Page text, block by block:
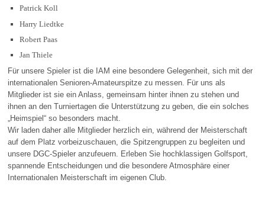
Patrick Koll
Harry Liedtke
Robert Paas
Jan Thiele
Für unsere Spieler ist die IAM eine besondere Gelegenheit, sich mit der
internationalen Senioren-Amateurspitze zu messen. Für uns als
Mitglieder ist sie ein Anlass, gemeinsam hinter ihnen zu stehen und
ihnen an den Turniertagen die Unterstützung zu geben, die ein solches
„Heimspiel“ so besonders macht.
Wir laden daher alle Mitglieder herzlich ein, während der Meisterschaft
auf dem Platz vorbeizuschauen, die Spitzengruppen zu begleiten und
unsere DGC-Spieler anzufeuern. Erleben Sie hochklassigen Golfsport,
spannende Entscheidungen und die besondere Atmosphäre einer
Internationalen Meisterschaft im eigenen Club.